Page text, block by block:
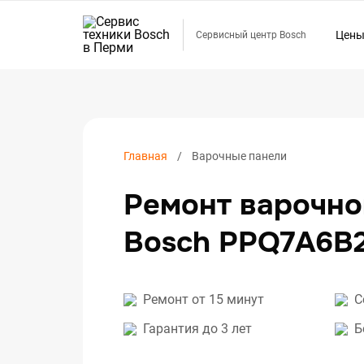
Сервисный центр Bosch Цены
Главная Варочные панели
Ремонт
Bosch
Ремонт от 15 минут
Гарантия до 3 лет